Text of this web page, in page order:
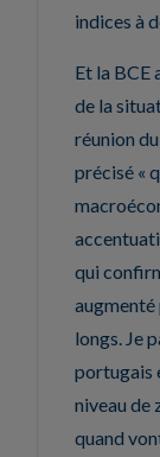
indices à
Et la BCE
de la
réunion
précisé «
qui
augmenté
longs. Je
portugais
niveau de
quand